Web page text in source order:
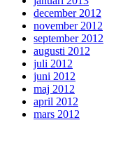
december 2012
november 2012
september 2012
augusti 2012
juli 2012
juni 2012
maj 2012
april 2012
mars 2012